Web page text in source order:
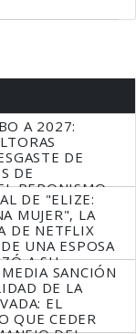
A 2027:
DE
DE
PERONISMO
DE "ELIZE:
MUJER", LA
DE NETFLIX
UNA ESPOSA
A SU
SANCIÓN
DE LA
EL
QUE CEDER